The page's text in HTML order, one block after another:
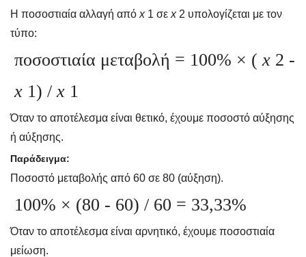
Η ποσοστιαία αλλαγή από x1 σε x2 υπολογίζεται με τον
τύπο:
ποσοστιαία μεταβολή = 100% × (x 2 -
x 1) /x 1
Όταν το αποτέλεσμα είναι θετικό, έχουμε ποσοστό αύξησης
ή αύξησης.
Παράδειγμα:
Ποσοστό μεταβολής από 60 σε 80 (αύξηση).
100% × (80 - 60) / 60 = 33,33%
Όταν το αποτέλεσμα είναι αρνητικό, έχουμε ποσοστιαία
μείωση.